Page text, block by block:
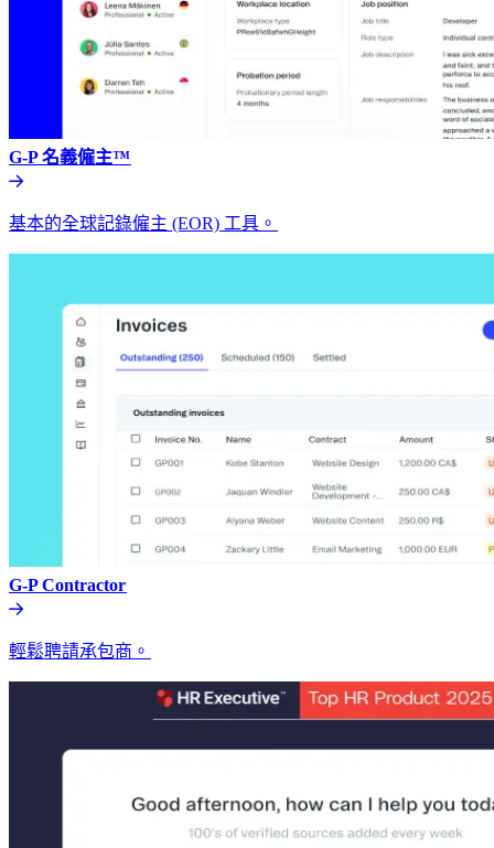
G-P 名義僱主™​​
基本的全球記錄僱主 (EOR) 工具。​​
G-P Contractor​​
輕鬆聘請承包商。​​